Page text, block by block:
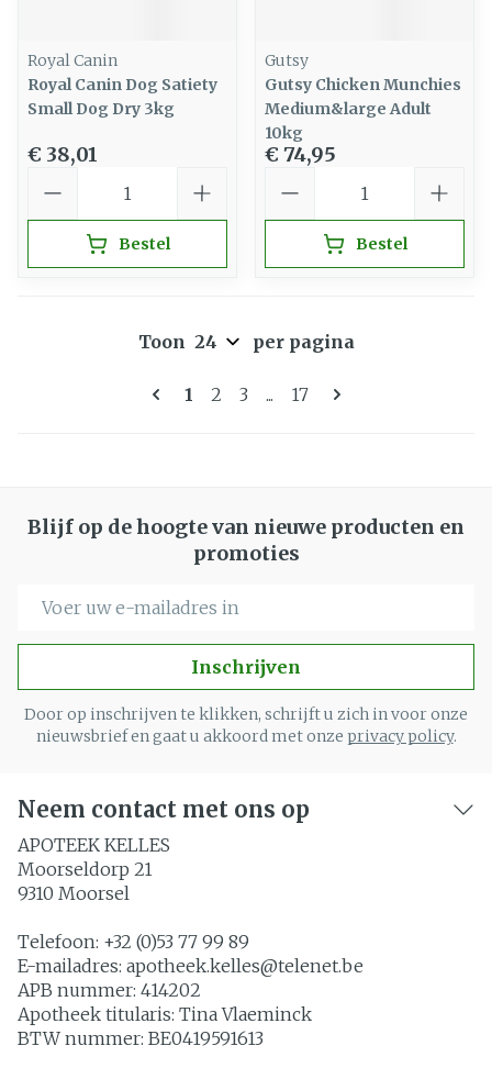
Royal Canin
Royal Canin Dog Satiety
Small Dog Dry 3kg
€ 38,01
Bestel
Gutsy
Gutsy Chicken Munchies
Medium&large Adult
10kg
€ 74,95
Bestel
Pagina's
U lees momenteel pagina
1 Pagina
2 Pagina
3 ... Pagina
17
Toon per pagina
Blijf op de hoogte van nieuwe producten en
promoties
Inschrijven
Door op inschrijven te klikken, schrijft u zich in voor onze
nieuwsbrief en gaat u akkoord met onze privacy policy.
Neem contact met ons op
APOTEEK KELLES
Moorseldorp 21
9310 Moorsel
Telefoon: +32 (0)53 77 99 89
E-mailadres: apotheek.kelles@telenet.be
APB nummer: 414202
Apotheek titularis: Tina Vlaeminck
BTW nummer: BE0419591613